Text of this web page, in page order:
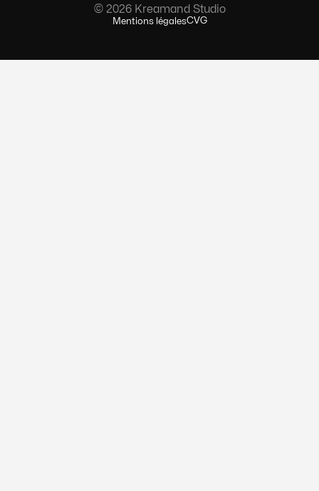
© 2026 Kreamand Studio
Mentions légalesCVG